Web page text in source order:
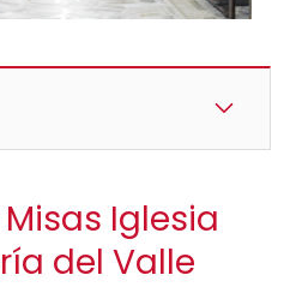
Iglesia
del Valle